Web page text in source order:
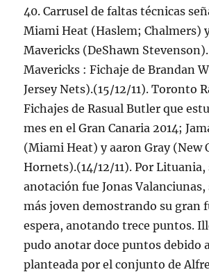
40. Carrusel de faltas técnicas
Miami Heat (Haslem; Chalmers)
Mavericks (DeShawn
Mavericks : Fichaje de Brandan
Jersey Nets).(15/12/11). Toronto
Fichajes de Rasual Butler que
mes en el Gran Canaria 2014;
(Miami Heat) y aaron Gray (New
Hornets).(14/12/11). Por
anotación fue Jonas
más joven demostrando su gran
espera, anotando trece puntos.
pudo anotar doce puntos debido
planteada por el conjunto de